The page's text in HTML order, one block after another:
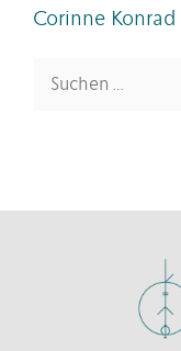
Corinne Konrad
Suchen